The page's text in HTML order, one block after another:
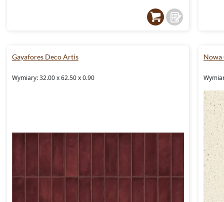
Gayafores Deco Artis
Wymiary: 32.00 x 62.50 x 0.90
Nowa